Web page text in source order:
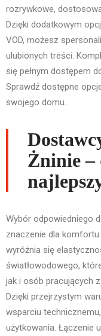
rozrywkowe,
Dzięki dodatkowym
VOD, możesz
ulubionych treści.
się pełnym dostępem
Sprawdź dostępne
swojego domu.
Żninie –
Wybór odpowiedniego
znaczenie dla
wyróżnia się
światłowodowego,
jak i osób pracujących
Dzięki przejrzystym
wsparciu
użytkowania. Łączenie